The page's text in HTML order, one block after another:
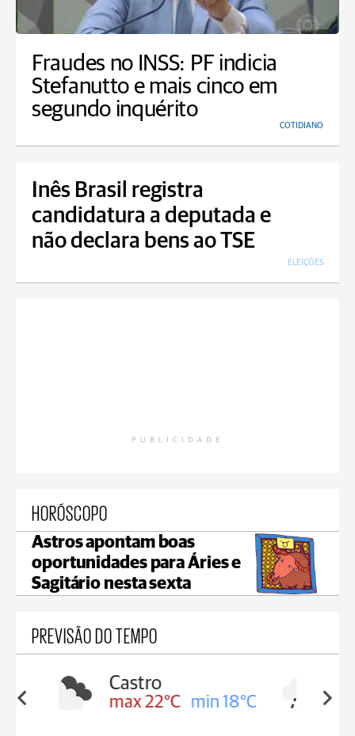
Fraudes no INSS: PF indicia
Stefanutto e mais cinco em
segundo inquérito
COTIDIANO
Inês Brasil registra
candidatura a deputada e
não declara bens ao TSE
ELEIÇÕES
PUBLICIDADE
HORÓSCOPO
Astros apontam boas
oportunidades para Áries e
Sagitário nesta sexta
PREVISÃO DO TEMPO
18°C
Carambeí
max 21°C min 18°C